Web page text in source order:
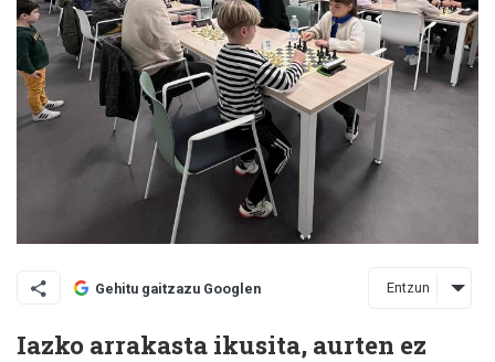
Gehitu gaitzazu Googlen Entzun
Iazko arrakasta ikusita, aurten ez